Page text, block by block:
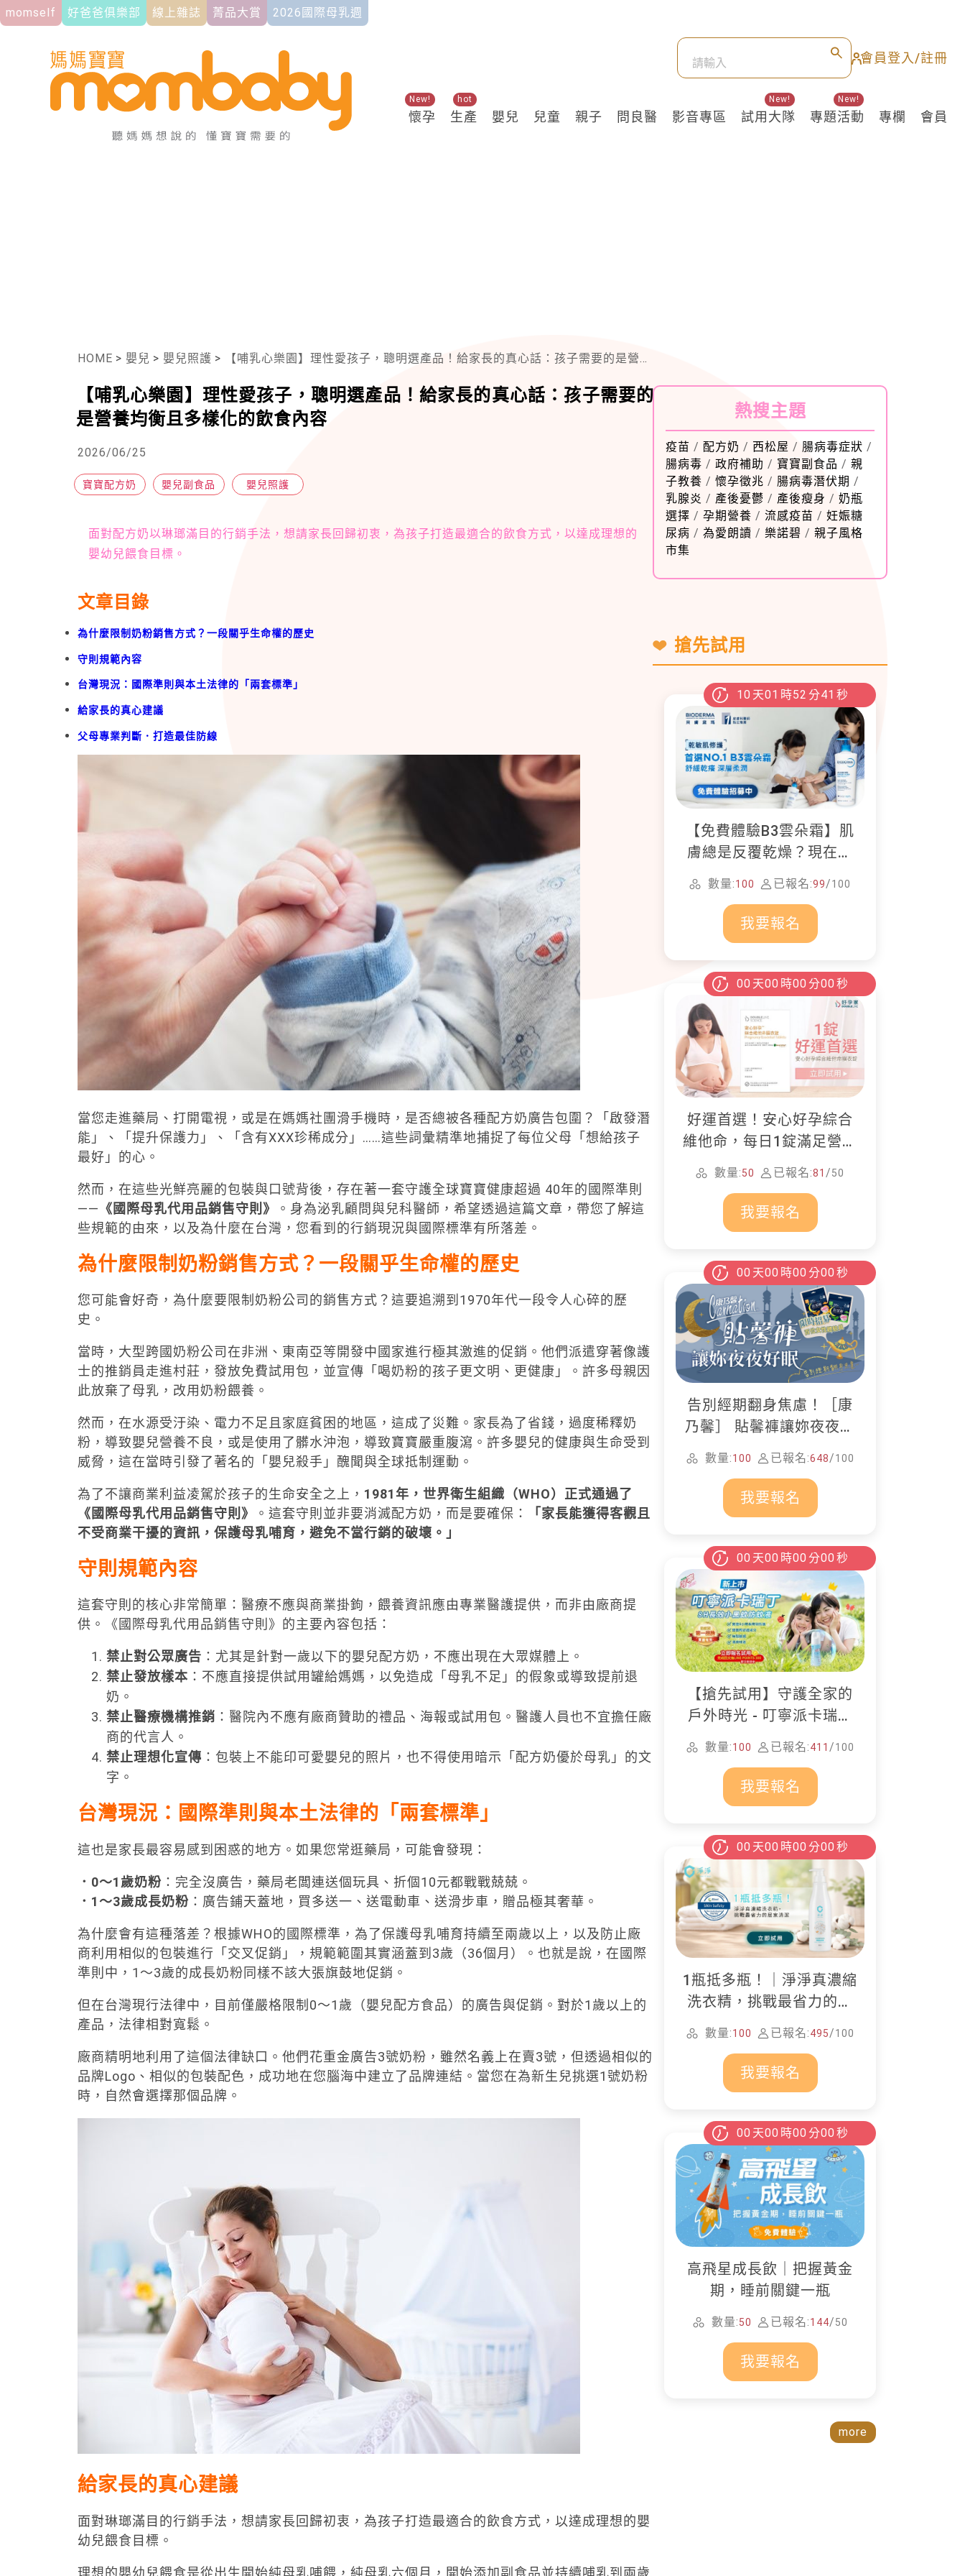
momself 好爸爸俱樂部 線上雜誌 菁品大賞 2026國際母乳週
會員登入/註冊
懷孕
New!
生產
hot
嬰兒 兒童 親子 問良醫 影音專區 試用大隊
New!
專題活動
New!
專欄 會員
HOME > 嬰兒 > 嬰兒照護 > 【哺乳心樂園】理性愛孩子，聰明選產品！給家長的真心話：孩子需要的是營養均衡且多樣化的飲食內容
【哺乳心樂園】理性愛孩子，聰明選產品！給家長的真心話：孩子需要的
是營養均衡且多樣化的飲食內容
2026/06/25
寶寶配方奶 嬰兒副食品 嬰兒照護
面對配方奶以琳瑯滿目的行銷手法，想請家長回歸初衷，為孩子打造最適合的飲食方式，以達成理想的
嬰幼兒餵食目標。
文章目錄
為什麼限制奶粉銷售方式？一段關乎生命權的歷史
守則規範內容
台灣現況：國際準則與本土法律的「兩套標準」
給家長的真心建議
父母專業判斷．打造最佳防線
當您走進藥局、打開電視，或是在媽媽社團滑手機時，是否總被各種配方奶廣告包圍？「啟發潛
能」、「提升保護力」、「含有XXX珍稀成分」……這些詞彙精準地捕捉了每位父母「想給孩子
最好」的心。
然而，在這些光鮮亮麗的包裝與口號背後，存在著一套守護全球寶寶健康超過 40年的國際準則
—— 《國際母乳代用品銷售守則》
。身為泌乳顧問與兒科醫師，希望透過這篇文章，帶您了解這
些規範的由來，以及為什麼在台灣，您看到的行銷現況與國際標準有所落差。
為什麼限制奶粉銷售方式？一段關乎生命權的歷史
您可能會好奇，為什麼要限制奶粉公司的銷售方式？這要追溯到1970年代一段令人心碎的歷
史。
當時，大型跨國奶粉公司在非洲、東南亞等開發中國家進行極其激進的促銷。他們派遣穿著像護
士的推銷員走進村莊，發放免費試用包，並宣傳「喝奶粉的孩子更文明、更健康」。許多母親因
此放棄了母乳，改用奶粉餵養。
然而，在水源受汙染、電力不足且家庭貧困的地區，這成了災難。家長為了省錢，過度稀釋奶
粉，導致嬰兒營養不良，或是使用了髒水沖泡，導致寶寶嚴重腹瀉。許多嬰兒的健康與生命受到
威脅，這在當時引發了著名的「嬰兒殺手」醜聞與全球抵制運動。
為了不讓商業利益凌駕於孩子的生命安全之上， 1981年，世界衛生組織（WHO）正式通過了
《國際母乳代用品銷售守則》
。這套守則並非要消滅配方奶，而是要確保：
「家長能獲得客觀且
不受商業干擾的資訊，保護母乳哺育，避免不當行銷的破壞。」
守則規範內容
這套守則的核心非常簡單：醫療不應與商業掛鉤，餵養資訊應由專業醫護提供，而非由廠商提
供。《國際母乳代用品銷售守則》的主要內容包括：
禁止對公眾廣告 ：尤其是針對一歲以下的嬰兒配方奶，不應出現在大眾媒體上。
禁止發放樣本 ：不應直接提供試用罐給媽媽，以免造成「母乳不足」的假象或導致提前退
奶。
禁止醫療機構推銷 ：醫院內不應有廠商贊助的禮品、海報或試用包。醫護人員也不宜擔任廠
商的代言人。
禁止理想化宣傳 ：包裝上不能印可愛嬰兒的照片，也不得使用暗示「配方奶優於母乳」的文
字。
台灣現況：國際準則與本土法律的「兩套標準」
這也是家長最容易感到困惑的地方。如果您常逛藥局，可能會發現：
．0～1 歲奶粉：完全沒廣告，藥局老闆連送個玩具、折個10元都戰戰兢兢。
．1～3歲成長奶粉：廣告鋪天蓋地，買多送一、送電動車、送滑步車，贈品極其奢華。
為什麼會有這種落差？根據WHO的國際標準，為了保護母乳哺育持續至兩歲以上，以及防止廠
商利用相似的包裝進行「交叉促銷」，規範範圍其實涵蓋到3歲（36個月）。也就是說，在國際
準則中，1～3歲的成長奶粉同樣不該大張旗鼓地促銷。
但在台灣現行法律中，目前僅嚴格限制0～1歲（嬰兒配方食品）的廣告與促銷。對於1歲以上的
產品，法律相對寬鬆。
廠商精明地利用了這個法律缺口。他們花重金廣告3號奶粉，雖然名義上在賣3號，但透過相似的
品牌Logo、相似的包裝配色，成功地在您腦海中建立了品牌連結。當您在為新生兒挑選1號奶粉
時，自然會選擇那個品牌。
給家長的真心建議
面對琳瑯滿目的行銷手法，想請家長回歸初衷，為孩子打造最適合的飲食方式，以達成理想的嬰
幼兒餵食目標。
理想的嬰幼兒餵食是從出生開始純母乳哺餵，純母乳六個月，開始添加副食品並持續哺乳到兩歲
熱搜主題
疫苗 / 配方奶 / 西松屋 / 腸病毒症狀 /
腸病毒 / 政府補助 / 寶寶副食品 / 親
子教養 / 懷孕徵兆 / 腸病毒潛伏期 /
乳腺炎 / 產後憂鬱 / 產後瘦身 / 奶瓶
選擇 / 孕期營養 / 流感疫苗 / 妊娠糖
尿病 / 為愛朗讀 / 樂諾碧 / 親子風格
市集
搶先試用
10 天01 時52 分39 秒
【免費體驗B3雲朵霜】肌
膚總是反覆乾燥？現在就
加入貝膚黛瑪修護體驗計
畫！
數量:100 已報名:99/100
我要報名
00 天00 時00 分00 秒
好運首選！安心好孕綜合
維他命，每日1錠滿足營養
所需
數量:50 已報名:81 /50
我要報名
00 天00 時00 分00 秒
告別經期翻身焦慮！［康
乃馨］ 貼馨褲讓妳夜夜好
數量:100 已報名:648/100
我要報名
00 天00 時00 分00 秒
【搶先試用】守護全家的
戶外時光 - 叮寧派卡瑞丁
防蚊液
數量:100 已報名:411 /100
我要報名
00 天00 時00 分00 秒
1瓶抵多瓶！｜淨淨真濃縮
洗衣精，挑戰最省力的居
家清潔
數量:100 已報名:495/100
我要報名
00 天00 時00 分00 秒
高飛星成長飲｜把握黃金
期，睡前關鍵一瓶
數量:50 已報名:144/50
我要報名
more